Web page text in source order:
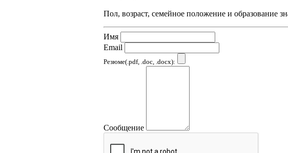
Пол, возраст, семейное положение и образование
Имя
Email
Резюме(.pdf, .doc, .docx):
Сообщение